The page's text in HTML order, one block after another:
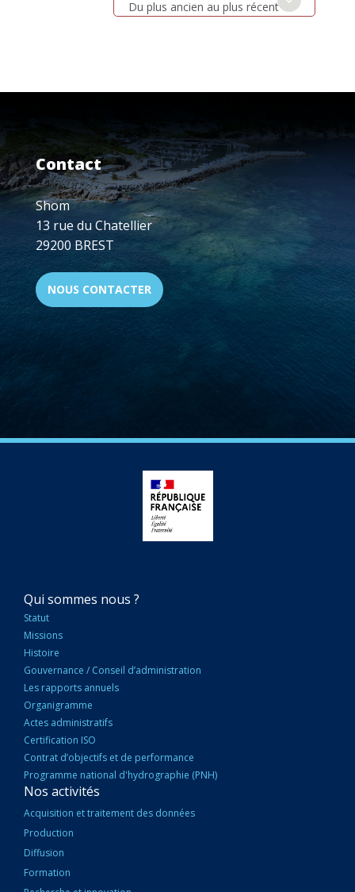
Du plus ancien au plus récent
Contact
Shom
13 rue du Chatellier
29200 BREST
NOUS CONTACTER
NAVIGATION
PRINCIPALE
Qui sommes nous ?
Statut
Missions
Histoire
Gouvernance / Conseil d’administration
Les rapports annuels
Organigramme
Actes administratifs
Certification ISO
Contrat d’objectifs et de performance
Programme national d'hydrographie (PNH)
Nos activités
Acquisition et traitement des données
Production
Diffusion
Formation